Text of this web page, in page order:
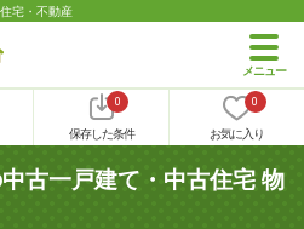
宅・不動産
0
保存した条件
0
お気に入り
古一戸建て・中古住宅 物